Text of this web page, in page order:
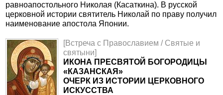
равноапостольного Николая (Касаткина). В русской
церковной истории святитель Николай по праву получил
наименование апостола Японии.
[Встреча с Православием / Святые и
святыни]
ИКОНА ПРЕСВЯТОЙ БОГОРОДИЦЫ
«КАЗАНСКАЯ»
ОЧЕРК ИЗ ИСТОРИИ ЦЕРКОВНОГО
ИСКУССТВА